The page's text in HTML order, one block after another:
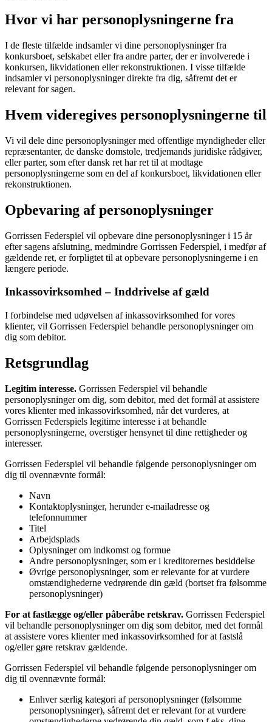
Hvor vi har personoplysningerne fra
I de fleste tilfælde indsamler vi dine personoplysninger fra
konkursboet, selskabet eller fra andre parter, der er involverede i
konkursen, likvidationen eller rekonstruktionen. I visse tilfælde
indsamler vi personoplysninger direkte fra dig, såfremt det er
relevant for sagen.
Hvem videregives personoplysningerne til
Vi vil dele dine personoplysninger med offentlige myndigheder eller
repræsentanter, de danske domstole, tredjemands juridiske rådgiver,
eller parter, som efter dansk ret har ret til at modtage
personoplysningerne som en del af konkursboet, likvidationen eller
rekonstruktionen.
Opbevaring af personoplysninger
Gorrissen Federspiel vil opbevare dine personoplysninger i 15 år
efter sagens afslutning, medmindre Gorrissen Federspiel, i medfør af
gældende ret, er forpligtet til at opbevare personoplysningerne i en
længere periode.
Inkassovirksomhed – Inddrivelse af gæld
I forbindelse med udøvelsen af inkassovirksomhed for vores
klienter, vil Gorrissen Federspiel behandle personoplysninger om
dig som debitor.
Retsgrundlag
Legitim interesse. Gorrissen Federspiel vil behandle
personoplysninger om dig, som debitor, med det formål at assistere
vores klienter med inkassovirksomhed, når det vurderes, at
Gorrissen Federspiels legitime interesse i at behandle
personoplysningerne, overstiger hensynet til dine rettigheder og
interesser.
Gorrissen Federspiel vil behandle følgende personoplysninger om
dig til ovennævnte formål:
Navn
Kontaktoplysninger, herunder e-mailadresse og
telefonnummer
Titel
Arbejdsplads
Oplysninger om indkomst og formue
Andre personoplysninger, som er i kreditorernes besiddelse
Øvrige personoplysninger, som er relevante for at vurdere
omstændighederne vedrørende din gæld (bortset fra følsomme
personoplysninger)
For at fastlægge og/eller påberåbe retskrav. Gorrissen Federspiel
vil behandle personoplysninger om dig som debitor, med det formål
at assistere vores klienter med inkassovirksomhed for at fastslå
og/eller gøre retskrav gældende.
Gorrissen Federspiel vil behandle følgende personoplysninger om
dig til ovennævnte formål:
Enhver særlig kategori af personoplysninger (følsomme
personoplysninger), såfremt det er relevant for at vurdere